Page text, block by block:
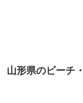
山形県のビーチ